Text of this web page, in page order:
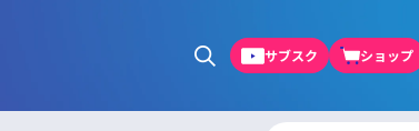
サブスク ショップ